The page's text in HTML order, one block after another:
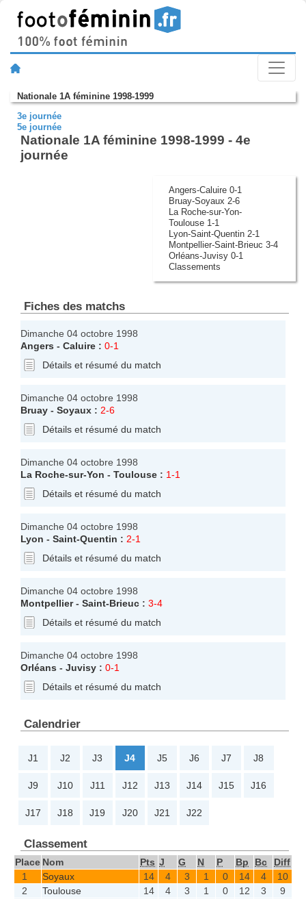
Nationale 1A féminine 1998-1999
3e journée
5e journée
Nationale 1A féminine 1998-1999 - 4e
journée
Angers-Caluire 0-1
Bruay-Soyaux 2-6
La Roche-sur-Yon-
Toulouse 1-1
Lyon-Saint-Quentin 2-1
Montpellier-Saint-Brieuc 3-4
Orléans-Juvisy 0-1
Classements
Fiches des matchs
Dimanche 04 octobre 1998
Angers - Caluire : 0-1
Détails et résumé du match
Dimanche 04 octobre 1998
Bruay - Soyaux : 2-6
Détails et résumé du match
Dimanche 04 octobre 1998
La Roche-sur-Yon - Toulouse : 1-1
Détails et résumé du match
Dimanche 04 octobre 1998
Lyon - Saint-Quentin : 2-1
Détails et résumé du match
Dimanche 04 octobre 1998
Montpellier- Saint-Brieuc : 3-4
Détails et résumé du match
Dimanche 04 octobre 1998
Orléans - Juvisy : 0-1
Détails et résumé du match
Calendrier
J1 J2 J3 J4 J5 J6 J7 J8
J9 J10 J11 J12 J13 J14 J15 J16
J17 J18 J19 J20 J21 J22
Classement
Place Nom Pts J G N P Bp Bc
Diff
1
Soyaux 14 4 3 1 0 14 4
10
2
Toulouse 14 4 3 1 0 12 3
9